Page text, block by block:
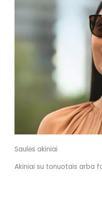
Saulės akiniai
Akiniai su tonuotais arba